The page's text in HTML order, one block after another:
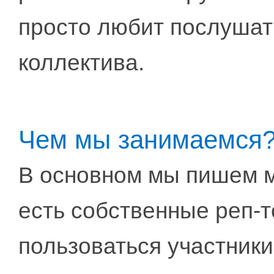
просто любит
коллектива.​
Чем мы
В основном мы пишем
есть собственные реп-
пользоваться